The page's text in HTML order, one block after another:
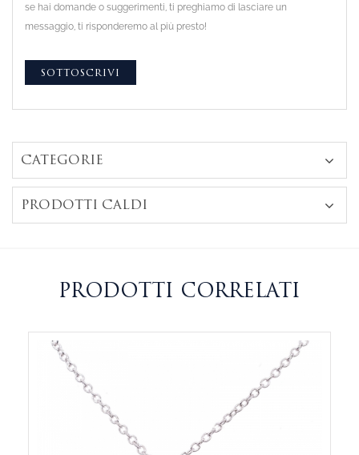
se hai domande o suggerimenti, ti preghiamo di lasciare un
messaggio, ti risponderemo al più presto!
CATEGORIE
PRODOTTI CALDI
PRODOTTI CORRELATI